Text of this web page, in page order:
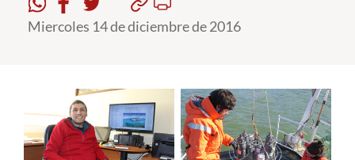
Académicos
English
Miercoles 14 de diciembre de 2016